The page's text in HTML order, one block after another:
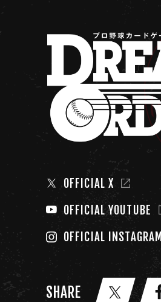
OFFICIAL X
OFFICIAL YOUTUBE
OFFICIAL INSTAGRAM
SHARE